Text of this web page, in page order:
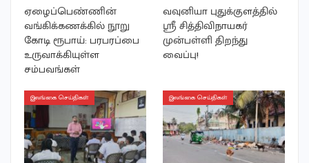
ஏழைப்பெண்ணின்
வங்கிக்கணக்கில் நூறு
கோடி ரூபாய்: பரபரப்பை
உருவாக்கியுள்ள
சம்பவங்கள்
வவுனியா புதுக்குளத்தில்
ஶ்ரீ சித்திவிநாயகர்
முன்பள்ளி திறந்து
வைப்பு!
இலங்கை செய்திகள் இலங்கை செய்திகள்